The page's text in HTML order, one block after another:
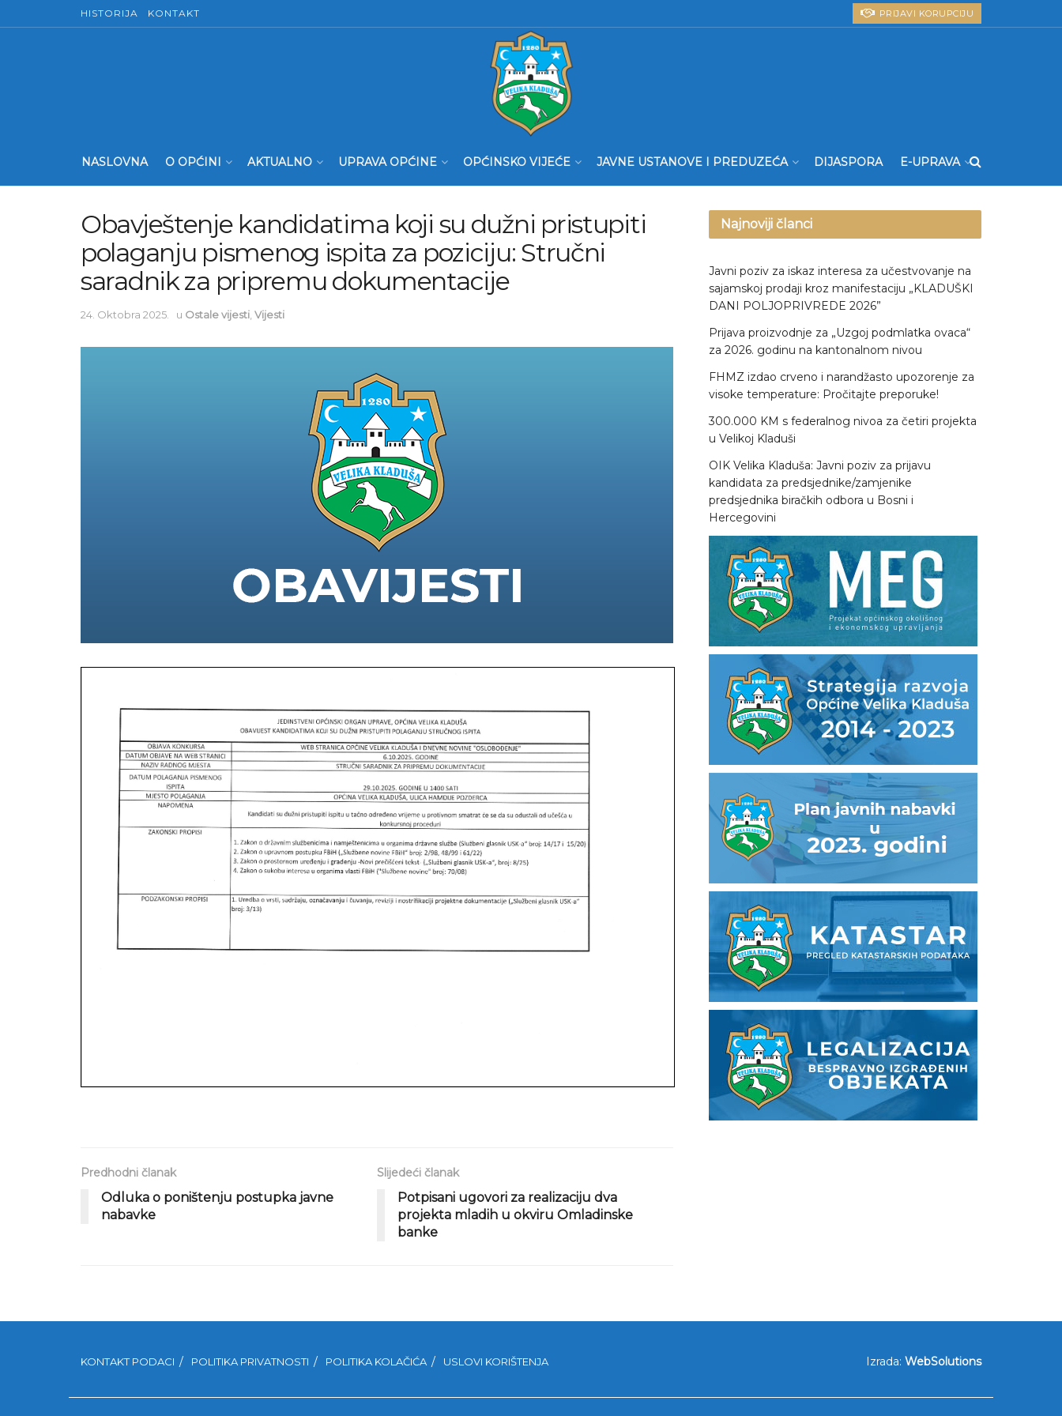
HISTORIJA KONTAKT PRIJAVI KORUPCIJU
NASLOVNA O OPĆINI AKTUALNO UPRAVA OPĆINE OPĆINSKO VIJEĆE JAVNE USTANOVE I PREDUZEĆA DIJASPORA E-UPRAVA
Obavještenje kandidatima koji su dužni pristupiti
polaganju pismenog ispita za poziciju: Stručni
saradnik za pripremu dokumentacije
24. Oktobra 2025. u Ostale vijesti Vijesti
Predhodni članak
Odluka o poništenju postupka javne
nabavke
Slijedeći članak
Potpisani ugovori za realizaciju dva
projekta mladih u okviru Omladinske
banke
Najnoviji članci
Javni poziv za iskaz interesa za učestvovanje na
sajamskoj prodaji kroz manifestaciju „KLADUŠKI
DANI POLJOPRIVREDE 2026”
Prijava proizvodnje za „Uzgoj podmlatka ovaca“
za 2026. godinu na kantonalnom nivou
FHMZ izdao crveno i narandžasto upozorenje za
visoke temperature: Pročitajte preporuke!
300.000 KM s federalnog nivoa za četiri projekta
u Velikoj Kladuši
OIK Velika Kladuša: Javni poziv za prijavu
kandidata za predsjednike/zamjenike
predsjednika biračkih odbora u Bosni i
Hercegovini
KONTAKT PODACI POLITIKA PRIVATNOSTI POLITIKA KOLAČIĆA USLOVI KORIŠTENJA Izrada: WebSolutions